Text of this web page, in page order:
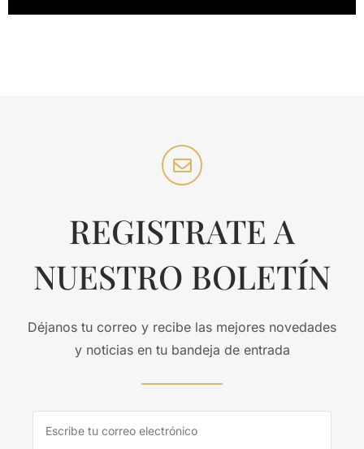
REGISTRATE A
NUESTRO BOLETÍN
Déjanos tu correo y recibe las mejores novedades
y noticias en tu bandeja de entrada